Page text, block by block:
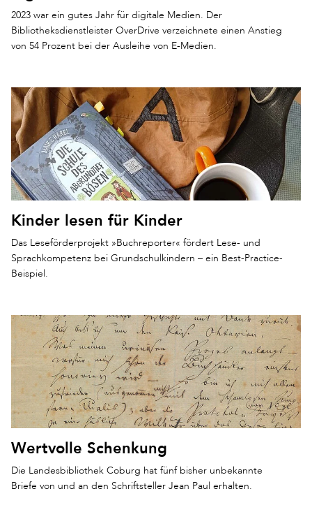
2023 war ein gutes Jahr für digitale Medien. Der
Bibliotheksdienstleister OverDrive verzeichnete einen Anstieg
von 54 Prozent bei der Ausleihe von E-Medien.
Kinder lesen für Kinder
Das Leseförderprojekt »Buchreporter« fördert Lese- und
Sprachkompetenz bei Grundschulkindern – ein Best-Practice-
Beispiel.
Wertvolle Schenkung
Die Landesbibliothek Coburg hat fünf bisher unbekannte
Briefe von und an den Schriftsteller Jean Paul erhalten.